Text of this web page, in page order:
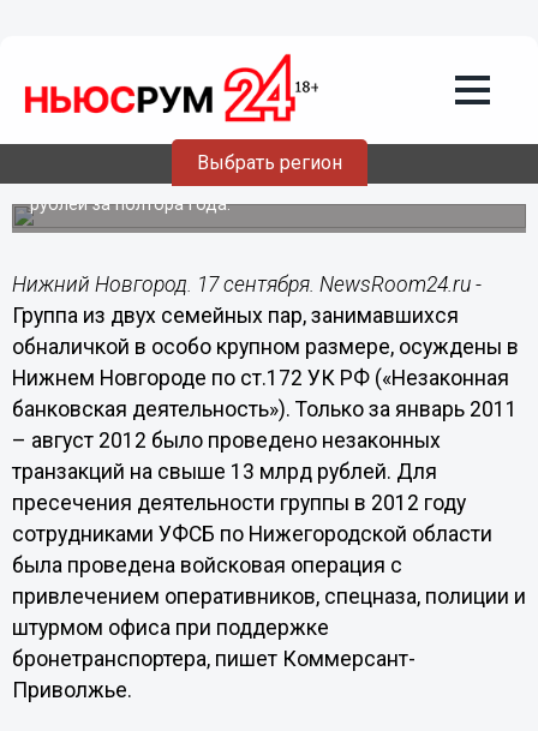
Выбрать регион
В Нижнем Новгороде осуждена
крупнейшая группировка «теневых
банкиров»
Группа из четырех человек обналичила более 13 млрд
рублей за полтора года.
Нижний Новгород. 17 сентября. NewsRoom24.ru -
Группа из двух семейных пар, занимавшихся
обналичкой в особо крупном размере, осуждены в
Нижнем Новгороде по ст.172 УК РФ («Незаконная
банковская деятельность»). Только за январь 2011
– август 2012 было проведено незаконных
транзакций на свыше 13 млрд рублей. Для
пресечения деятельности группы в 2012 году
сотрудниками УФСБ по Нижегородской области
была проведена войсковая операция с
привлечением оперативников, спецназа, полиции и
штурмом офиса при поддержке
бронетранспортера, пишет Коммерсант-
Приволжье.